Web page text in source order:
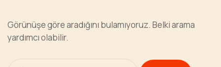
Görünüşe göre aradığını bulamıyoruz. Belki arama
yardımcı olabilir.